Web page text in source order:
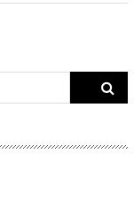
Search
for: